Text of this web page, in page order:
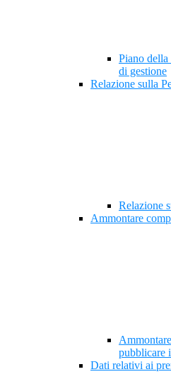
Piano della
di gestione
Relazione sulla
Relazione
Ammontare
pubblicare
Dati relativi ai